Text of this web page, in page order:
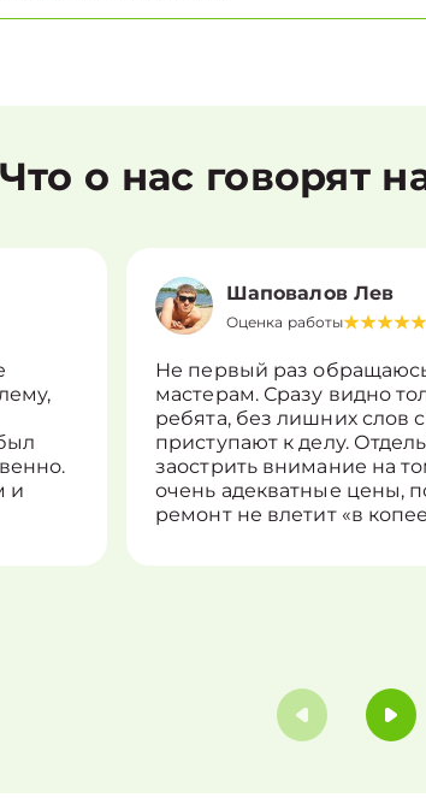
Что о нас говорят
и
Шаповалов Лев
Оценка работы
Не первый раз
мастерам. Сразу видно
ребята, без лишних слов
приступают к делу.
заострить внимание на
очень адекватные цены,
ремонт не влетит «в